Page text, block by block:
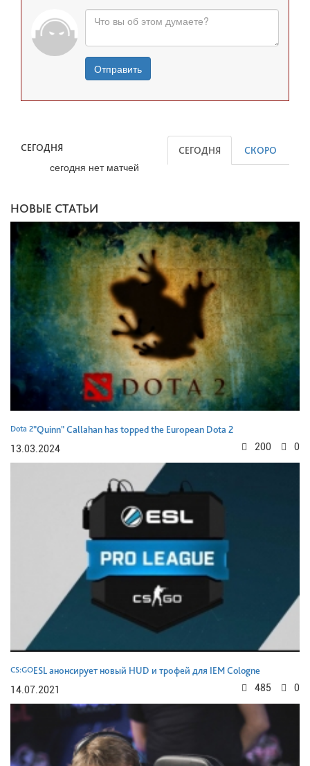
Отправить
СЕГОДНЯ СКОРО
СЕГОДНЯ
сегодня нет матчей
НОВЫЕ СТАТЬИ
Dota 2"Quinn" Callahan has topped the European Dota 2
13.03.2024
0
200
CS:GOESL анонсирует новый HUD и трофей для IEM Cologne
14.07.2021
0
485